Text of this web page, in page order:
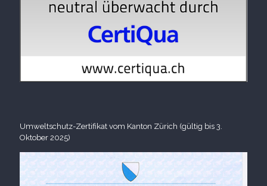
Umweltschutz-Zertifikat vom Kanton Zürich (gültig bis 3.
Oktober 2025)